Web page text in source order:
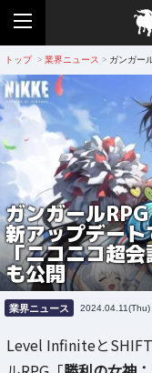
トップ > 業界ニュース > ガンガー
ガンガール
新アップデー
「ニコニコ超
も公開
業界ニュース 2024.04.11(Thu)
Level Infiniteと